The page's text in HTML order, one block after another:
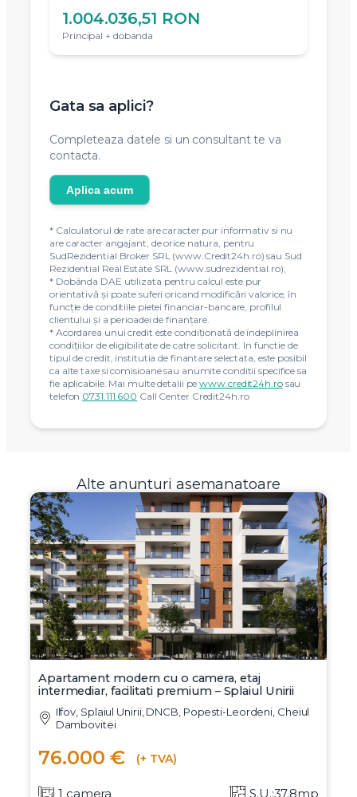
1.004.036,51 RON
Principal + dobanda
Gata sa aplici?
Completeaza datele si un consultant te va
contacta.
Aplica acum
* Calculatorul de rate are caracter pur informativ si nu
are caracter angajant, de orice natura, pentru
SudRezidential Broker SRL (www.Credit24h.ro) sau Sud
Rezidential Real Estate SRL (www.sudrezidential.ro);
* Dobânda DAE utilizata pentru calcul este pur
orientativă și poate suferi oricand modificări valorice, în
funcție de conditiile pietei financiar-bancare, profilul
clientului și a perioadei de finanțare.
* Acordarea unui credit este condiţionată de îndeplinirea
condiţiilor de eligibilitate de catre solicitant. In functie de
tipul de credit, institutia de finantare selectata, este posibil
ca alte taxe si comisioane sau anumite conditii specifice sa
fie aplicabile. Mai multe detalii pewww.credit24h.rosau
telefon 0731.111.600 Call Center Credit24h.ro
Alte anunturi asemanatoare
Apartament modern cu o camera, etaj
intermediar, facilitati premium – Splaiul Unirii
Ilfov, Splaiul Unirii, DNCB, Popesti-Leordeni, Cheiul
Dambovitei
76.000 € (+ TVA)
1 camera S.U.:37.8mp